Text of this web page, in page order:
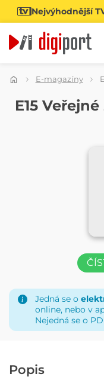
Nejvýhodnější
Kategorie
E-magazíny
ČASOPIS
E15
Jedná se o
online, nebo v
Nejedná se o
Popis